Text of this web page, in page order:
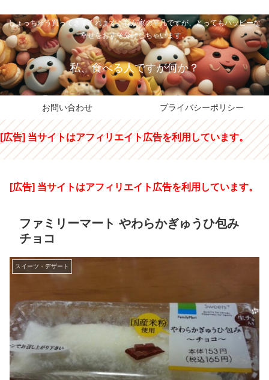
しょっちゅう買ってきてくれます。我が家の平凡ですが、とってもハッピーな
幸せをおすそ分けしちゃいます。
私、食べる人ですが何か？
お問い合わせ プライバシーポリシー
[広告] 当サイトはアフィリエイト広告を利用しています。
[広告] 当サイトはアフィリエイト広告を利用しています。
ファミリーマート やわらかぎゅうひ包み
チョコ
スイーツ・デザート